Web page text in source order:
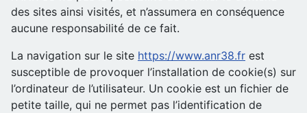
des sites ainsi visités, et n’assumera en conséquence
aucune responsabilité de ce fait.
La navigation sur le site https://www.anr38.fr est
susceptible de provoquer l’installation de cookie(s) sur
l’ordinateur de l’utilisateur. Un cookie est un fichier de
petite taille, qui ne permet pas l’identification de